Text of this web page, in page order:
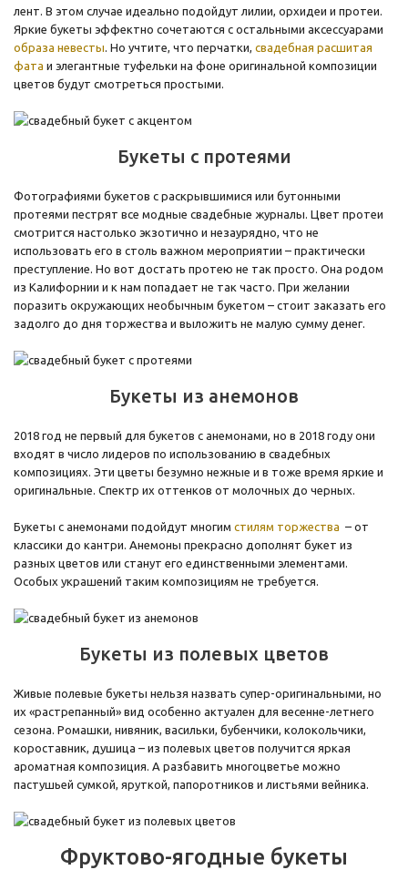
лент. В этом случае идеально подойдут лилии, орхидеи и протеи.
Яркие букеты эффектно сочетаются с остальными аксессуарами
образа невесты. Но учтите, что перчатки, свадебная расшитая
фата и элегантные туфельки на фоне оригинальной композиции
цветов будут смотреться простыми.
Букеты с протеями
Фотографиями букетов с раскрывшимися или бутонными
протеями пестрят все модные свадебные журналы. Цвет протеи
смотрится настолько экзотично и незаурядно, что не
использовать его в столь важном мероприятии – практически
преступление. Но вот достать протею не так просто. Она родом
из Калифорнии и к нам попадает не так часто. При желании
поразить окружающих необычным букетом – стоит заказать его
задолго до дня торжества и выложить не малую сумму денег.
Букеты из анемонов
2018 год не первый для букетов с анемонами, но в 2018 году они
входят в число лидеров по использованию в свадебных
композициях. Эти цветы безумно нежные и в тоже время яркие и
оригинальные. Спектр их оттенков от молочных до черных.
Букеты с анемонами подойдут многим стилям торжества – от
классики до кантри. Анемоны прекрасно дополнят букет из
разных цветов или станут его единственными элементами.
Особых украшений таким композициям не требуется.
Букеты из полевых цветов
Живые полевые букеты нельзя назвать супер-оригинальными, но
их «растрепанный» вид особенно актуален для весенне-летнего
сезона. Ромашки, нивяник, васильки, бубенчики, колокольчики,
короставник, душица – из полевых цветов получится яркая
ароматная композиция. А разбавить многоцветье можно
пастушьей сумкой, яруткой, папоротников и листьями вейника.
Фруктово-ягодные букеты